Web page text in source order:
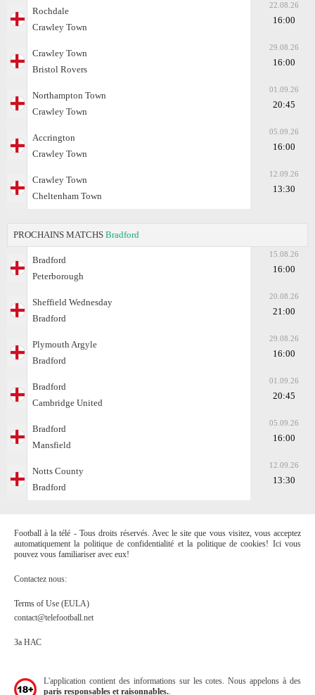
Rochdale
Crawley Town
22.08.26
16:00
Crawley Town
Bristol Rovers
29.08.26
16:00
Northampton Town
Crawley Town
01.09.26
20:45
Accrington
Crawley Town
05.09.26
16:00
Crawley Town
Cheltenham Town
12.09.26
13:30
PROCHAINS MATCHS Bradford
Bradford
Peterborough
15.08.26
16:00
Sheffield Wednesday
Bradford
20.08.26
21:00
Plymouth Argyle
Bradford
29.08.26
16:00
Bradford
Cambridge United
01.09.26
20:45
Bradford
Mansfield
05.09.26
16:00
Notts County
Bradford
12.09.26
13:30
Football à la télé - Tous droits réservés. Avec le site que vous visitez, vous acceptez
automatiquement la politique de confidentialité et la politique de cookies! Ici vous
pouvez vous familiariser avec eux!
Contactez nous:
Terms of Use (EULA)
contact@telefootball.net
За НАС
L'application contient des informations sur les cotes. Nous appelons à des
paris responsables et raisonnables.